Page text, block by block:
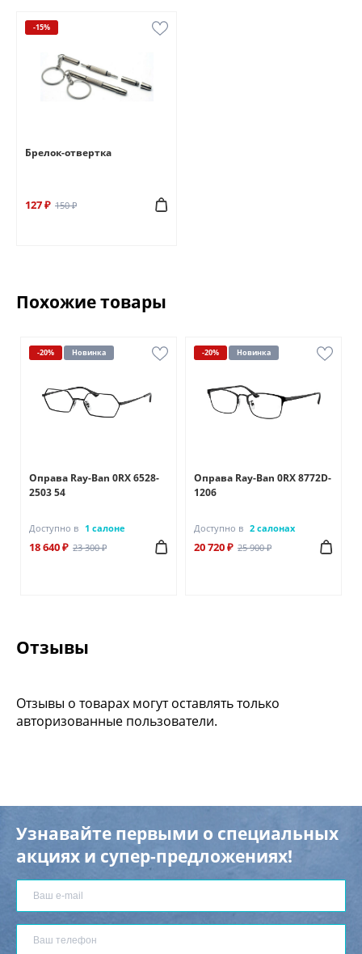
-15%
Брелок-отвертка
127 ₽ 150 ₽
Похожие товары
-20% Новинка
Оправа Ray-Ban 0RX 6528-
2503 54
Доступно в 1 салоне
18 640 ₽ 23 300 ₽
-20% Новинка
Оправа Ray-Ban 0RX 8772D-
1206
Доступно в 2 салонах
20 720 ₽ 25 900 ₽
Отзывы
Отзывы о товарах могут оставлять только
авторизованные пользователи.
Узнавайте первыми о специальных
акциях и супер-предложениях!